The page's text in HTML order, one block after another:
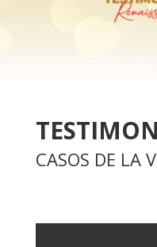
CASOS DE LA